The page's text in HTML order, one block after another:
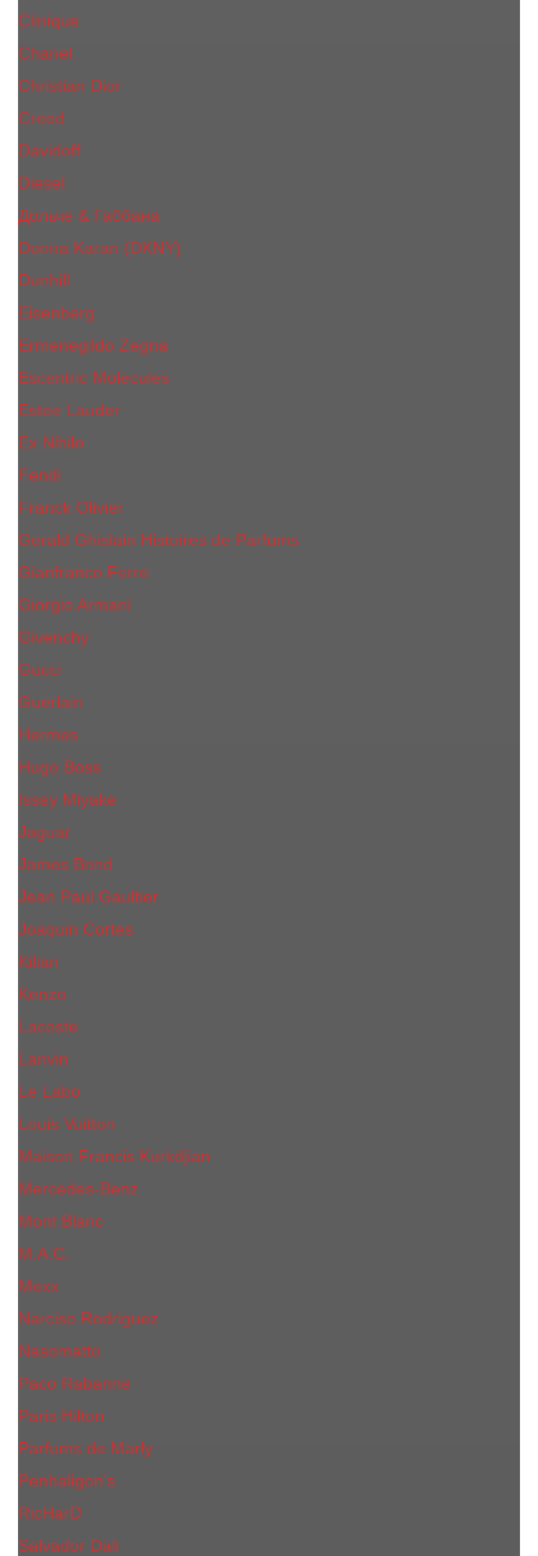
Сliniquе
Chanel
Christian Dior
Creed
Davidoff
Diesel
Дольче & Габбана
Donna Karan (DKNY)
Dunhill
Eisenberg
Ermenegildo Zegna
Escentric Molecules
Еsteе Lаudеr
Ex Nihilo
Fendi
Franck Olivier
Gerald Ghislain Histoires de Parfums
Gianfranco Ferre
Giorgio Armani
Givenchy
Gucci
Guerlain
Hermes
Hugo Boss
Issey Miyake
Jaguar
James Bond
Jean Paul Gaultier
Joaquin Сortes
Kilian
Kenzo
Lacoste
Lanvin
Le Labo
Louis Vuitton
Maison Francis Kurkdjian
Mercedes-Benz
Mont Blanc
M.А.C.
Mexx
Narciso Rodriguez
Nasomatto
Paco Rabanne
Paris Hilton
Parfums de Marly
Penhaligon​'s
RicHarD
Salvador Dali